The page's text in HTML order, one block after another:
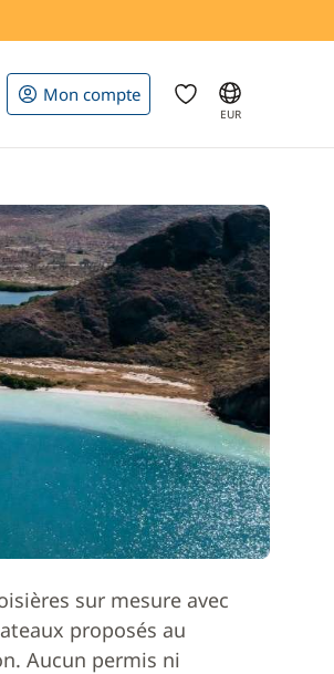
Mon compte
EUR
sur mesure avec
proposés au
Aucun permis ni